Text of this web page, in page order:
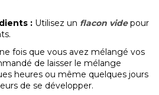
: Utilisez un flacon videpour
fois que vous avez mélangé vos
de laisser le mélange
heures ou même quelques jours
de se développer.